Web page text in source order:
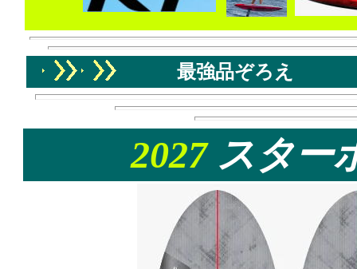
最強品ぞろえ
2027スター